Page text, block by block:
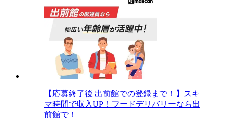
【応募終了後 出前館での登録まで！】スキ
マ時間で収入UP！フードデリバリーなら出
前館で！